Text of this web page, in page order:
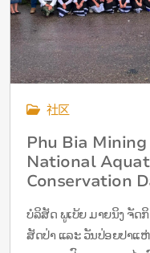
社区
Phu Bia
National
Conservation
ບໍລິສັດ ພູເບ້ຍ ມາຍນິງ ຈັ
ສັດປ່າ ແລະ ວັນປ່ອຍປາແ